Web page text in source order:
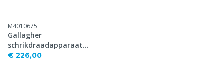
M4010675
Gallagher
schrikdraadapparaat
MBS, 230V/12V/Solar
€ 226,00